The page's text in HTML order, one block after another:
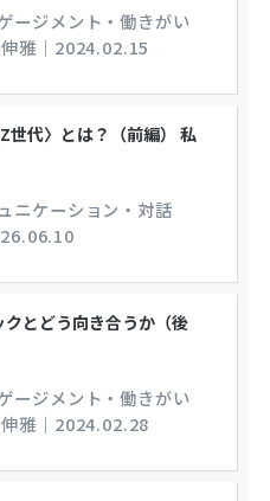
ージメント・働きがい
雅 ｜ 2024.02.15
世代〉とは？（前編） 私
ニケーション・対話
とどう向き合うか（後
ージメント・働きがい
雅 ｜ 2024.02.28